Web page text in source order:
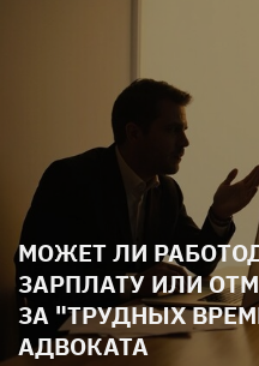
МОЖЕТ ЛИ
ЗАРПЛАТУ ИЛИ
ЗА "ТРУДНЫХ
АДВОКАТА